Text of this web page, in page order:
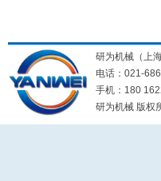
研为机械（上
电话：021-
手机：180
研为机械 版权